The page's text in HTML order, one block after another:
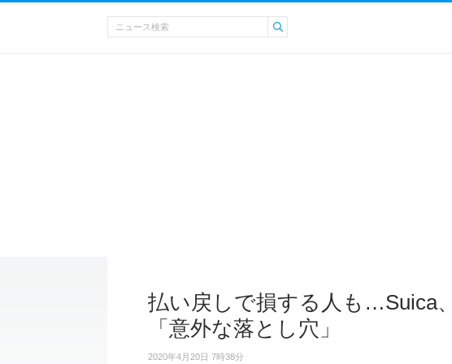
払い戻しで損する人も…Suica
「意外な落とし穴」
2020年4月20日 7時38分